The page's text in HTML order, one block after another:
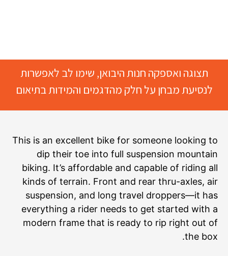
תצוגה ואספקה חנות היבואן, שימו לב לאפשרות
לנסיעת מבחן על חלק מהדגמים והמידות בתיאום
This is an excellent bike for someone looking to
dip their toe into full suspension mountain
biking. It’s affordable and capable of riding all
kinds of terrain. Front and rear thru-axles, air
suspension, and long travel droppers—it has
everything a rider needs to get started with a
modern frame that is ready to rip right out of
the box.